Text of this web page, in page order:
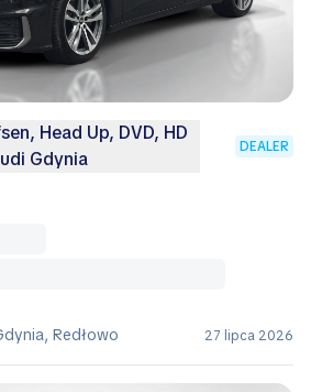
Head Up, DVD, HD
Gdynia
DEALER
Redłowo
27 lipca 2026